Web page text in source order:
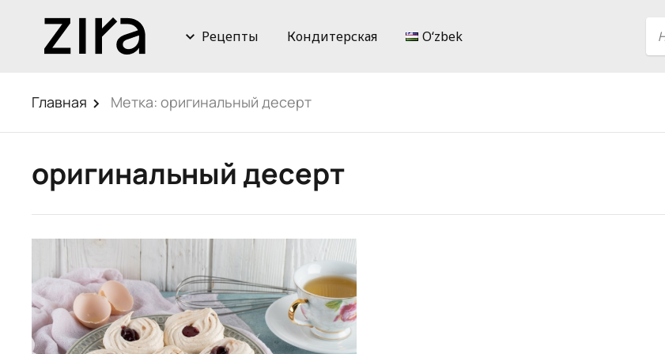
Рецепты Кондитерская Oʻzbek
Главная Метка: оригинальный десерт
оригинальный десерт